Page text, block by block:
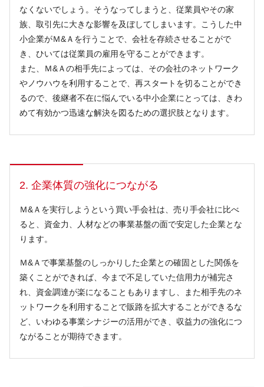
なくないでしょう。そうなってしまうと、従業員やその家
族、取引先に大きな影響を及ぼしてしまいます。こうした中
小企業がＭ&Ａを行うことで、会社を存続させることがで
き、ひいては従業員の雇用を守ることができます。
また、Ｍ&Ａの相手先によっては、その会社のネットワーク
やノウハウを利用することで、再スタートを切ることができ
るので、後継者不在に悩んでいる中小企業にとっては、きわ
めて有効かつ迅速な解決を図るための選択肢となります。
2. 企業体質の強化につながる
Ｍ&Ａを実行しようという買い手会社は、売り手会社に比べ
ると、資金力、人材などの事業基盤の面で安定した企業とな
ります。
Ｍ&Ａで事業基盤のしっかりした企業との確固とした関係を
築くことができれば、今まで不足していた信用力が補完さ
れ、資金調達が楽になることもありますし、また相手先のネ
ットワークを利用することで販路を拡大することができるな
ど、いわゆる事業シナジーの活用ができ、収益力の強化につ
ながることが期待できます。